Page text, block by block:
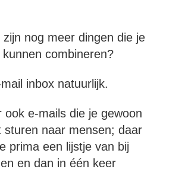
nog meer dingen die je
combineren?
inbox natuurlijk.
ook e-mails die je gewoon
sturen naar mensen; daar
prima een lijstje van bij
en dan in één keer